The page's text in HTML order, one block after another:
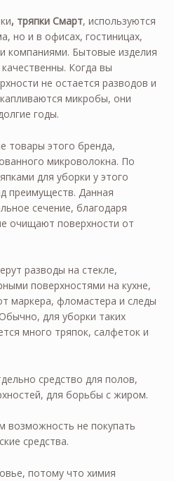
, тряпки Смарт, используются
но и в офисах, гостиницах,
компаниями. Бытовые изделия
Когда вы
не остается разводов и
микробы, они
годы.
товары этого бренда,
микроволокна. По
для уборки у этого
преимуществ. Данная
сечение, благодаря
очищают поверхности от
разводы на стекле,
поверхностями на кухне,
маркера, фломастера и следы
для уборки таких
много тряпок, салфеток и
средство для полов,
для борьбы с жиром.
возможность не покупать
средства.
потому что химия